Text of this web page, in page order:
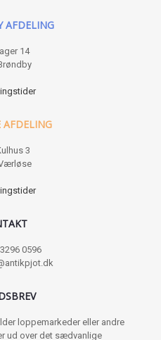
AFDELING
14
3
0596
loppemarkeder eller andre
ud over det sædvanlige